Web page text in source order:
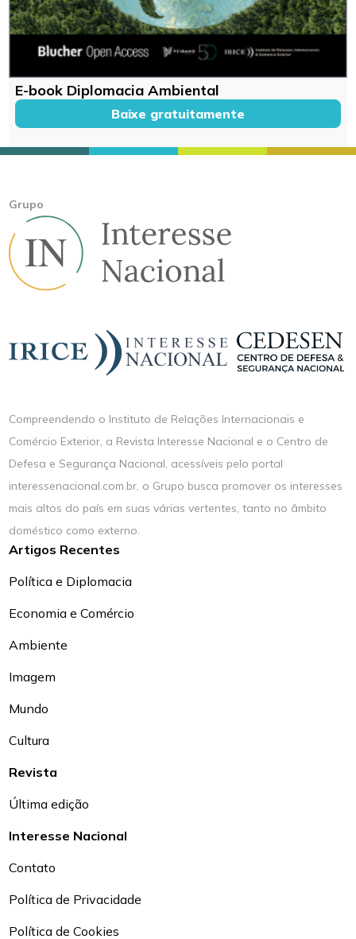
E-book Diplomacia Ambiental
Baixe gratuitamente
Grupo
Compreendendo o Instituto de Relações Internacionais e
Comércio Exterior, a Revista Interesse Nacional e o Centro de
Defesa e Segurança Nacional, acessíveis pelo portal
interessenacional.com.br, o Grupo busca promover os interesses
mais altos do país em suas várias vertentes, tanto no âmbito
doméstico como externo.
Artigos Recentes
Política e Diplomacia
Economia e Comércio
Ambiente
Imagem
Mundo
Cultura
Revista
Última edição
Interesse Nacional
Contato
Política de Privacidade
Política de Cookies